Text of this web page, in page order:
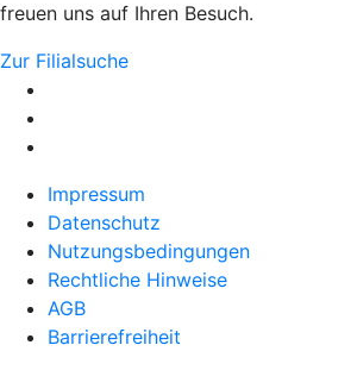
freuen uns auf Ihren Besuch.
Zur Filialsuche
Impressum
Datenschutz
Nutzungsbedingungen
Rechtliche Hinweise
AGB
Barrierefreiheit